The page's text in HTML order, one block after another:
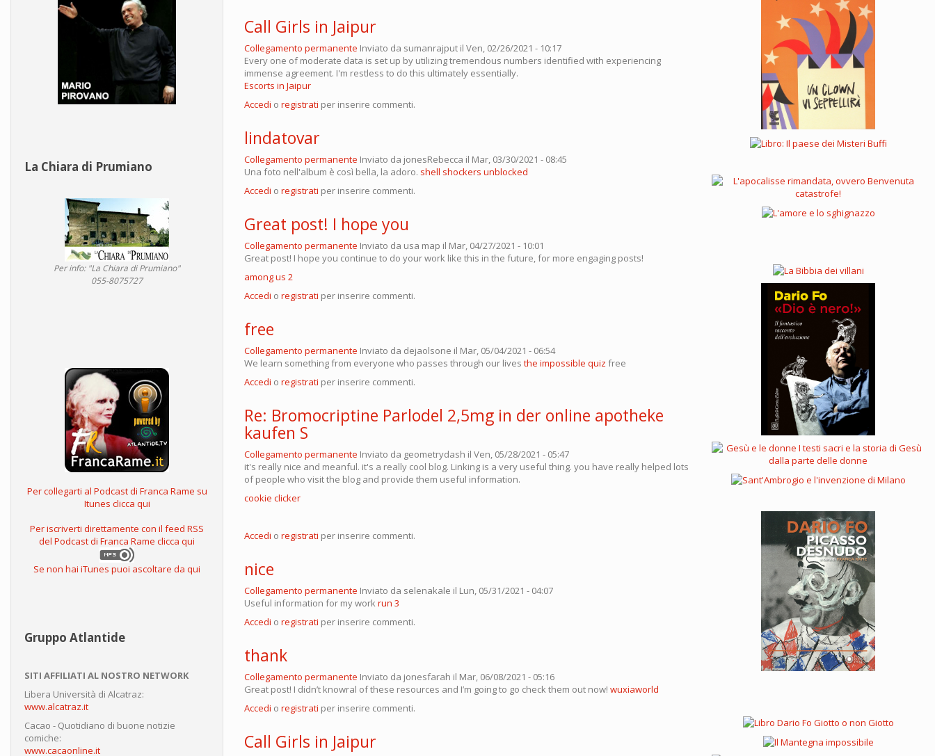
La Chiara di Prumiano
Per info: "La Chiara di Prumiano"
055-8075727
Per collegarti al Podcast di Franca Rame su
Itunes clicca qui
Per iscriverti direttamente con il feed RSS
del Podcast di Franca Rame clicca qui
Se non hai iTunes puoi ascoltare da qui
Gruppo Atlantide
SITI AFFILIATI AL NOSTRO NETWORK
Libera Università di Alcatraz:
www.alcatraz.it
Cacao - Quotidiano di buone notizie
comiche:
www.cacaonline.it
Call Girls in Jaipur
Collegamento permanente Inviato da sumanrajput il Ven, 02/26/2021 - 10:17
Every one of moderate data is set up by utilizing tremendous numbers identified with experiencing
immense agreement. I'm restless to do this ultimately essentially.
Escorts in Jaipur
Accedi o registrati per inserire commenti.
lindatovar
Collegamento permanente Inviato da jonesRebecca il Mar, 03/30/2021 - 08:45
Una foto nell'album è così bella, la adoro. shell shockers unblocked
Accedi o registrati per inserire commenti.
Great post! I hope you
Collegamento permanente Inviato da usa map il Mar, 04/27/2021 - 10:01
Great post! I hope you continue to do your work like this in the future, for more engaging posts!
among us 2
Accedi o registrati per inserire commenti.
free
Collegamento permanente Inviato da dejaolsone il Mar, 05/04/2021 - 06:54
We learn something from everyone who passes through our lives the impossible quiz free
Accedi o registrati per inserire commenti.
Re: Bromocriptine Parlodel 2,5mg in der online apotheke
kaufen S
Collegamento permanente Inviato da geometrydash il Ven, 05/28/2021 - 05:47
it's really nice and meanful. it's a really cool blog. Linking is a very useful thing. you have really helped lots
of people who visit the blog and provide them useful information.
cookie clicker
Accedi o registrati per inserire commenti.
nice
Collegamento permanente Inviato da selenakale il Lun, 05/31/2021 - 04:07
Useful information for my workrun 3
Accedi o registrati per inserire commenti.
thank
Collegamento permanente Inviato da jonesfarah il Mar, 06/08/2021 - 05:16
Great post! I didn’t knowral of these resources and I’m going to go check them out now! wuxiaworld
Accedi o registrati per inserire commenti.
Call Girls in Jaipur